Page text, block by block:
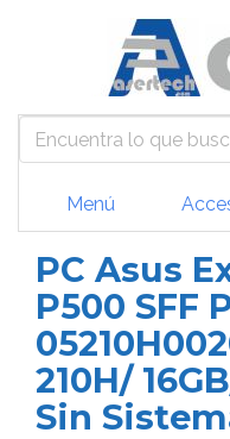
Menú
PC Asus
P500 SFF
210H/
Sin